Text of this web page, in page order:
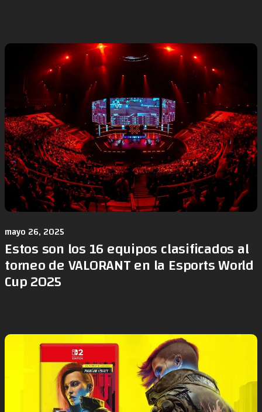
mayo 26, 2025
Estos son los 16 equipos clasificados al
torneo de VALORANT en la Esports World
Cup 2025